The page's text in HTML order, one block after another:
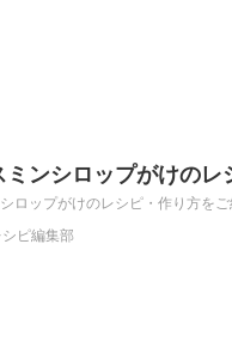
ミンシロップがけのレ
ロップがけのレシピ・作り方を
ピ編集部